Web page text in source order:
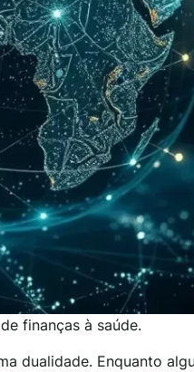
finanças à saúde.
dualidade. Enquanto